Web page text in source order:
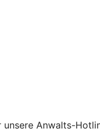
Anwalts-